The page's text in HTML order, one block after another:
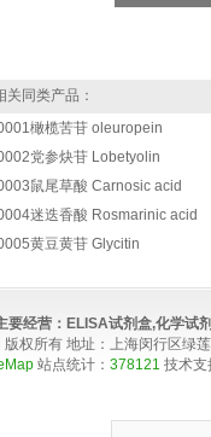
同类产品：
橄榄苦苷 oleuropein
党参炔苷 Lobetyolin
鼠尾草酸 Carnosic acid
迷迭香酸 Rosmarinic acid
黄豆黄苷 Glycitin
要经营： ELISA试剂盒,化学试
版权所有 地址：上海闵行区绿
站点统计： 378121 技术支